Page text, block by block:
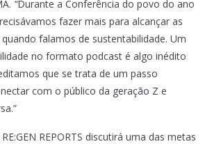
“Durante a Conferência do povo do ano
fazer mais para alcançar as
falamos de sustentabilidade. Um
no formato podcast é algo inédito
que se trata de um passo
com o público da geração Z e
REPORTS discutirá uma das metas